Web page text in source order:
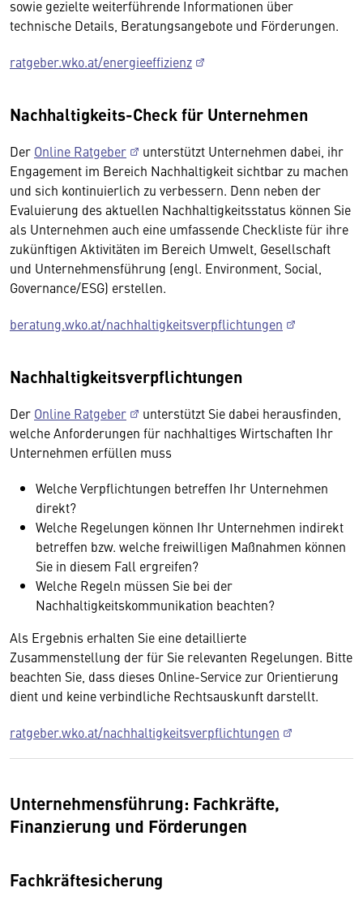
sowie gezielte weiterführende Informationen über
technische Details, Beratungsangebote und Förderungen.
ratgeber.wko.at/energieeffizienz
Nachhaltigkeits-Check für Unternehmen
Der Online Ratgeber
unterstützt Unternehmen dabei, ihr
Engagement im Bereich Nachhaltigkeit sichtbar zu machen
und sich kontinuierlich zu verbessern. Denn neben der
Evaluierung des aktuellen Nachhaltigkeitsstatus können Sie
als Unternehmen auch eine umfassende Checkliste für ihre
zukünftigen Aktivitäten im Bereich Umwelt, Gesellschaft
und Unternehmensführung (engl. Environment, Social,
Governance/ESG) erstellen.
beratung.wko.at/nachhaltigkeitsverpflichtungen
Nachhaltigkeitsverpflichtungen
Der Online Ratgeber
unterstützt Sie dabei herausfinden,
welche Anforderungen für nachhaltiges Wirtschaften Ihr
Unternehmen erfüllen muss
Welche Verpflichtungen betreffen Ihr Unternehmen
direkt?
Welche Regelungen können Ihr Unternehmen indirekt
betreffen bzw. welche freiwilligen Maßnahmen können
Sie in diesem Fall ergreifen?
Welche Regeln müssen Sie bei der
Nachhaltigkeitskommunikation beachten?
Als Ergebnis erhalten Sie eine detaillierte
Zusammenstellung der für Sie relevanten Regelungen. Bitte
beachten Sie, dass dieses Online-Service zur Orientierung
dient und keine verbindliche Rechtsauskunft darstellt.
ratgeber.wko.at/nachhaltigkeitsverpflichtungen
Unternehmensführung: Fachkräfte,
Finanzierung und Förderungen
Fachkräftesicherung